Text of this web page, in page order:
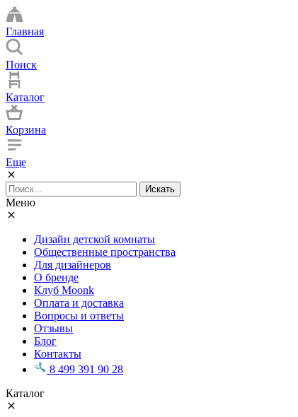
Главная
Поиск
Каталог
Корзина
Еще
Искать
Меню
Дизайн детской комнаты
Общественные пространства
Для дизайнеров
О бренде
Клуб Moonk
Оплата и доставка
Вопросы и ответы
Отзывы
Блог
Контакты
8 499 391 90 28
Каталог